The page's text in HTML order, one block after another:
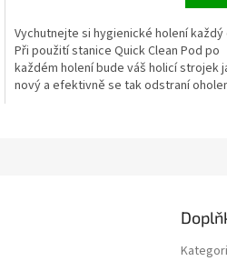
Vychutnejte si hygienické holení každý
Při použití stanice Quick Clean Pod po
každém holení bude váš holicí strojek
nový a efektivně se tak odstraní